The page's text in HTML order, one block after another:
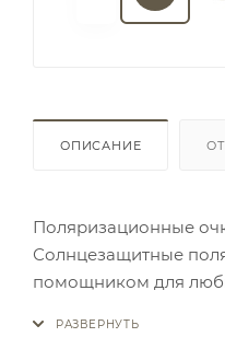
ОПИСАНИЕ
Поляризационные
Солнцезащитные
помощником для